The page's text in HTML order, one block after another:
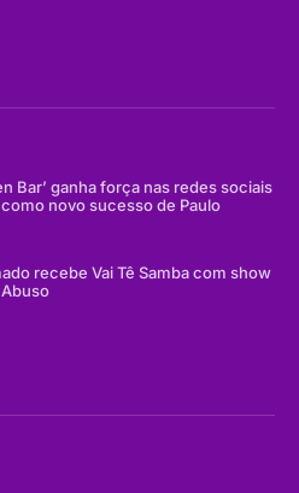
Bar’ ganha força nas redes sociais
novo sucesso de Paulo
recebe Vai Tê Samba com show